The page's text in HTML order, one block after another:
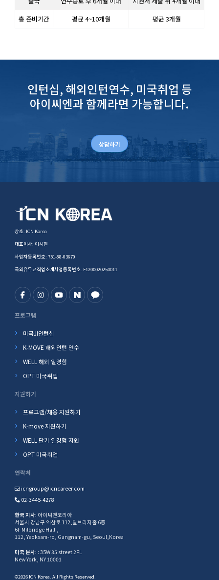
총 준비기간
평균 4~10개월 평균 3개월
인턴십, 해외인턴연수, 미국취업 등
아이씨엔과 함께라면 가능합니다.
상담하기
상호: ICN Korea
대표이사: 이시현
사업자등록번호: 751-88-03670
국외유무료직업소개사업등록번호: F1200020250011
프로그램
미국JI인턴십
K-MOVE 해외인턴 연수
WELL 해외 일경험
OPT 미국취업
지원하기
프로그램/채용 지원하기
K-move 지원하기
WELL 단기 일경험 지원
OPT 미국취업
연락처
icngroup@icncareer.com
02-3445-4278
한국 지사: 아이씨엔코리아
서울시 강남구 역삼로 112,밀브리지홀 6층
6F Milbridge Hall.,
112, Yeoksam-ro, Gangnam-gu, Seoul,Korea
미국 본사: : 35W 35 street 2FL
New York, NY 10001
©2026 ICN Korea. All Rights Reserved.